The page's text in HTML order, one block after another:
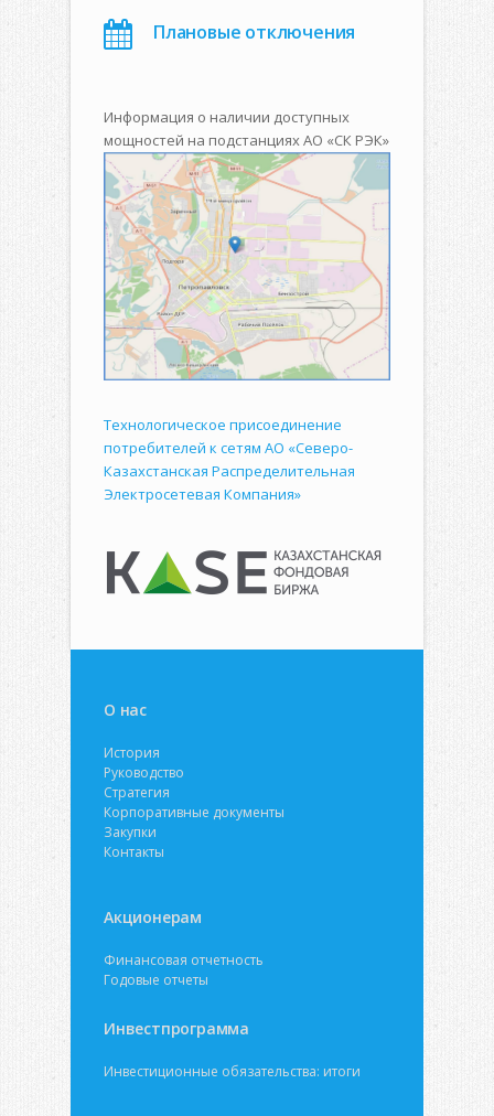
Плановые отключения
Информация о наличии доступных
мощностей на подстанциях АО «СК РЭК»
Технологическое присоединение
потребителей к сетям АО «Северо-
Казахстанская Распределительная
Электросетевая Компания»
О нас
История
Руководство
Стратегия
Корпоративные документы
Закупки
Контакты
Акционерам
Финансовая отчетность
Годовые отчеты
Инвестпрограмма
Инвестиционные обязательства: итоги